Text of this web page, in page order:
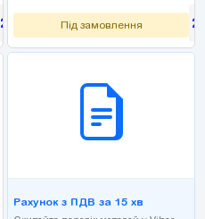
2 250 000грн
Під замовлення 2
Рахунок з ПДВ за 15 хв